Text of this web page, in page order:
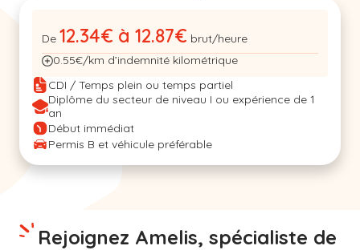
De 12.34€ à 12.87€ brut/heure
0.55€/km d’indemnité kilométrique
CDI / Temps plein ou temps partiel
Diplôme du secteur de niveau I ou expérience de 1
an
Début immédiat
Permis B et véhicule préférable
Rejoignez Amelis, spécialiste de